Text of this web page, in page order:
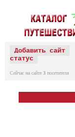
Добавить сайт
статус
Сейчас на сайте 3 посетителя